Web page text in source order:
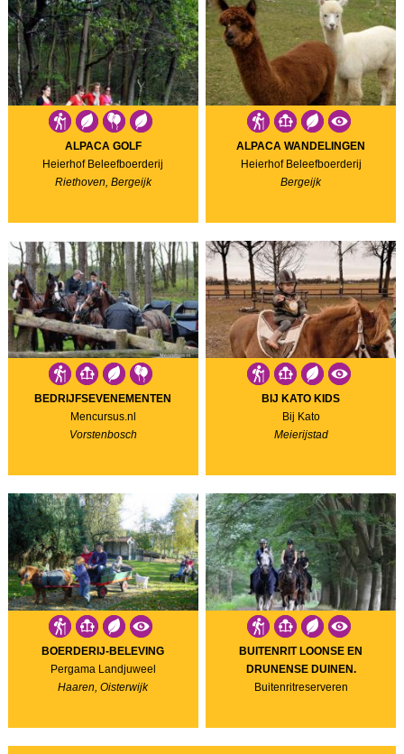
ALPACA GOLF
Heierhof Beleefboerderij
Riethoven, Bergeijk
ALPACA WANDELINGEN
Heierhof Beleefboerderij
Bergeijk
BEDRIJFSEVENEMENTEN
Mencursus.nl
Vorstenbosch
BIJ KATO KIDS
Bij Kato
Meierijstad
BOERDERIJ-BELEVING
Pergama Landjuweel
Haaren, Oisterwijk
BUITENRIT LOONSE EN
DRUNENSE DUINEN.
Buitenritreserveren